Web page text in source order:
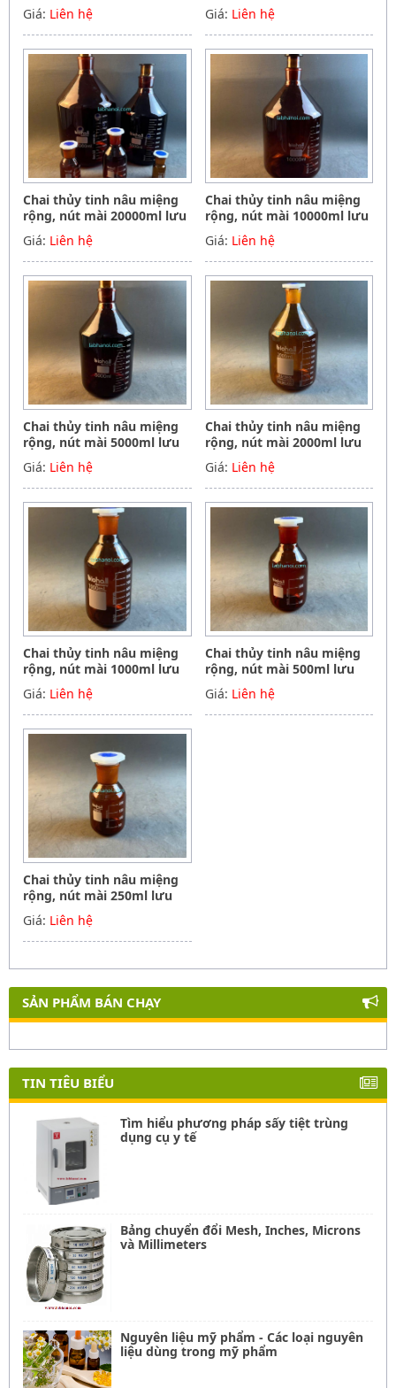
Biohall-Germany
Giá: Liên hệ
Biohall-Germany
Giá: Liên hệ
Chai thủy tinh nâu miệng
rộng, nút mài 20000ml lưu
mẫu, hóa chất, Biohall-
Germany
Giá: Liên hệ
Chai thủy tinh nâu miệng
rộng, nút mài 10000ml lưu
mẫu, hóa chất, Biohall-
Germany
Giá: Liên hệ
Chai thủy tinh nâu miệng
rộng, nút mài 5000ml lưu
mẫu, hóa chất, Biohall-
Germany
Giá: Liên hệ
Chai thủy tinh nâu miệng
rộng, nút mài 2000ml lưu
mẫu, hóa chất, Biohall-
Germany
Giá: Liên hệ
Chai thủy tinh nâu miệng
rộng, nút mài 1000ml lưu
mẫu, hóa chất, Biohall-
Germany
Giá: Liên hệ
Chai thủy tinh nâu miệng
rộng, nút mài 500ml lưu
mẫu, hóa chất, Biohall-
Germany
Giá: Liên hệ
Chai thủy tinh nâu miệng
rộng, nút mài 250ml lưu
mẫu, hóa chất, Biohall-
Germany
Giá: Liên hệ
SẢN PHẨM BÁN CHẠY
TIN TIÊU BIỂU
Tìm hiểu phương pháp sấy tiệt trùng
dụng cụ y tế
Bảng chuyển đổi Mesh, Inches, Microns
và Millimeters
Nguyên liệu mỹ phẩm - Các loại nguyên
liệu dùng trong mỹ phẩm